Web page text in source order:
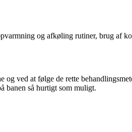
og afkøling rutiner, brug af
ved at følge de rette
banen så hurtigt som muligt.